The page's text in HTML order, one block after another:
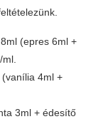
(epres 6ml +
ml.
4ml +
3ml + édesítő